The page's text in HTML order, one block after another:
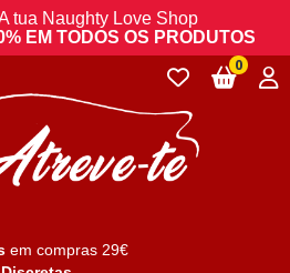
tua Naughty Love Shop
EM TODOS OS PRODUTOS
em compras 29€
0